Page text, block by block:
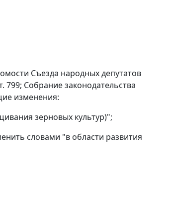
Съезда народных депутатов
799; Собрание законодательства
изменения:
зерновых культур)";
словами "в области развития